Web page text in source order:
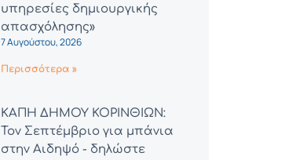
υπηρεσίες δημιουργικής
απασχόλησης»
7 Αυγούστου, 2026
Περισσότερα »
ΚΑΠΗ ΔΗΜΟΥ ΚΟΡΙΝΘΙΩΝ:
Τον Σεπτέμβριο για μπάνια
στην Αιδηψό - δηλώστε